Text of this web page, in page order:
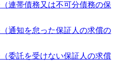
連帯債務又は不可分債務の保
通知を怠った保証人の求償の
委託を受けない保証人の求償